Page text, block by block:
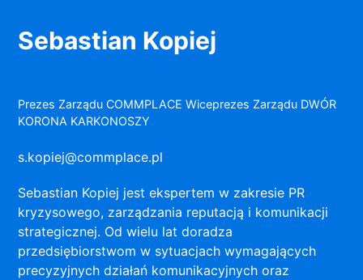
Sebastian Kopiej
Prezes Zarządu COMMPLACE Wiceprezes Zarządu DWÓR
KORONA KARKONOSZY
s.kopiej@commplace.pl
Sebastian Kopiej jest ekspertem w zakresie PR
kryzysowego, zarządzania reputacją i komunikacji
strategicznej. Od wielu lat doradza
przedsiębiorstwom w sytuacjach wymagających
precyzyjnych działań komunikacyjnych oraz